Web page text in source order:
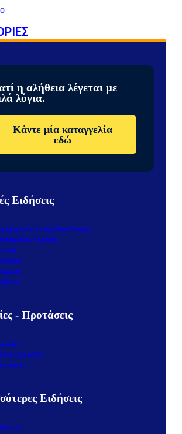
η αλήθεια λέγεται με
λόγια.
Κάντε μία καταγγελία
εδώ
Ειδήσεις
Δυτικής Μακεδονίας
/ Εορδαία
- Προτάσεις
Εργασίας
Ειδήσεις